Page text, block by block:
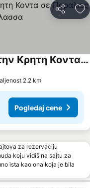
Deli
Παραθεριστικη Κατοικια στην Κρητη Κοντα σε Παραλιες & με Θεα στη Θαλασσα
2.2 km
Pogledaj cene
za rezervaciju
koju vidiš na sajtu za
ista kao ona koja je bila